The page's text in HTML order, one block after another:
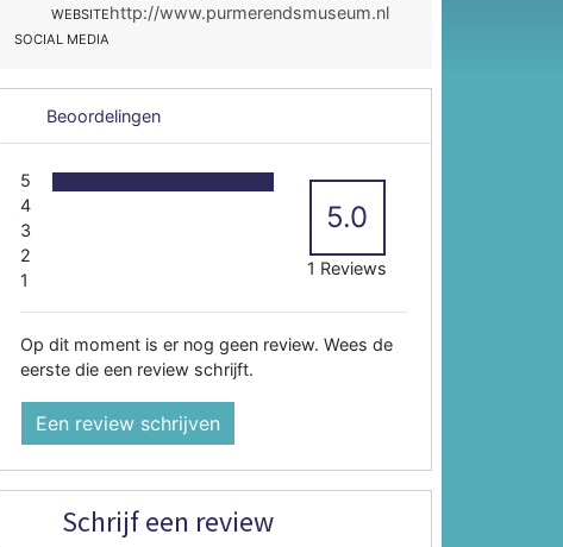
WEBSITEhttp://www.purmerendsmuseum.nl
SOCIAL MEDIA
Beoordelingen
5
4
3
2
1
5.0
1 Reviews
Op dit moment is er nog geen review. Wees de
eerste die een review schrijft.
Een review schrijven
Schrijf een review